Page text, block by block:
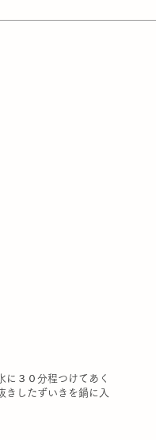
に３０分程つけてあく
したずいきを鍋に入